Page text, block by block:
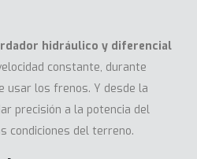
hidráulico y diferencial
constante, durante
usar los frenos. Y desde la
precisión a la potencia del
condiciones del terreno.